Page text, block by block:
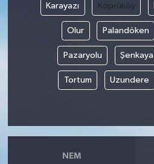
Karayazı Köprüköy
Olur Palandöken
Pazaryolu Şenkaya
Tortum Uzundere
NEM